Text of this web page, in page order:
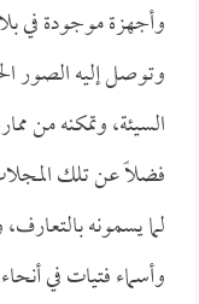
وأجهزة موجودة في
وتوصل إليه الصور
السيئة، وتمكنه من
فضلاً عن تلك
لما يسمونه
وأسماء فتيات في